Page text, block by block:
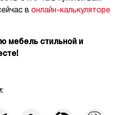
в онлайн-калькуляторе
мебель стильной и